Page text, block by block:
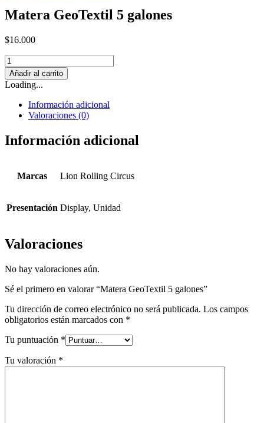
Matera GeoTextil 5 galones
$16.000
Matera
GeoTextil
5
galones
cantidad
Añadir al carrito
Loading...
Información adicional
Valoraciones (0)
Información adicional
Marcas Lion Rolling Circus
Presentación Display, Unidad
Valoraciones
No hay valoraciones aún.
Sé el primero en valorar “Matera GeoTextil 5 galones”
Tu dirección de correo electrónico no será publicada. Los campos
obligatorios están marcados con *
Tu puntuación *
Tu valoración *